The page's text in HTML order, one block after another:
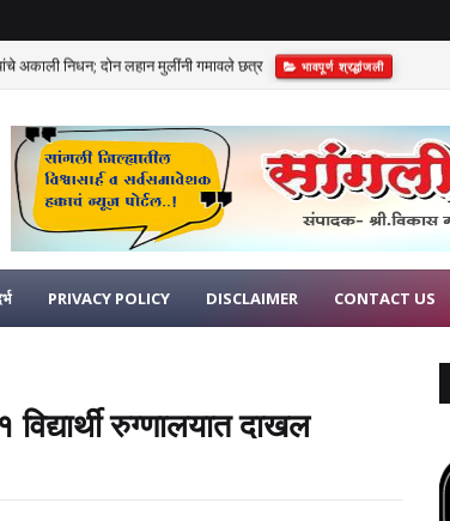
अकाली निधन; दोन लहान मुलींनी गमावले छत्र भावपूर्ण श्रद्धांजली
PRIVACY POLICY DISCLAIMER CONTACT US
रुग्णालयात दाखल